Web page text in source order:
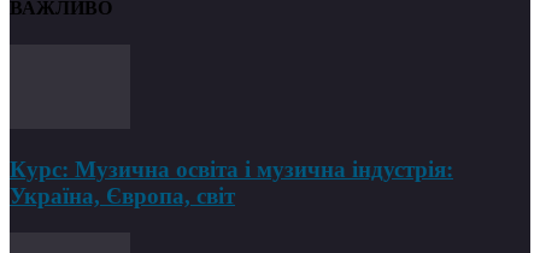
ВАЖЛИВО
Курс: Музична освіта і музична індустрія:
Україна, Європа, світ